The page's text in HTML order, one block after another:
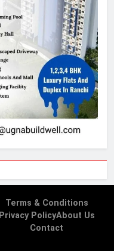
Terms & Conditions
Privacy PolicyAbout Us
Contact